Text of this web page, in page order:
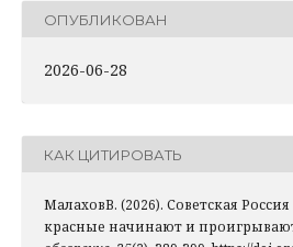
ОПУБЛИКОВАН
2026-06-28
КАК ЦИТИРОВАТЬ
МалаховВ. (2026). Советская
красные начинают и